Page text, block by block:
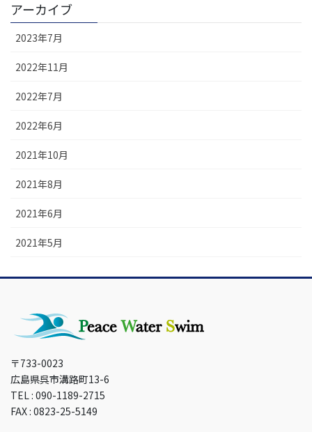
アーカイブ
2023年7月
2022年11月
2022年7月
2022年6月
2021年10月
2021年8月
2021年6月
2021年5月
〒733-0023
広島県呉市溝路町13-6
TEL : 090-1189-2715
FAX : 0823-25-5149